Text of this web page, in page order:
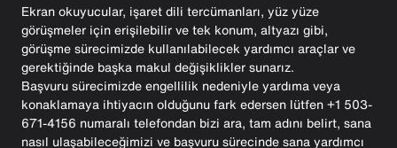
Ekran okuyucular, işaret dili tercümanları, yüz yüze
görüşmeler için erişilebilir ve tek konum, altyazı gibi,
görüşme sürecimizde kullanılabilecek yardımcı araçlar ve
gerektiğinde başka makul değişiklikler sunarız.
Başvuru sürecimizde engellilik nedeniyle yardıma veya
konaklamaya ihtiyacın olduğunu fark edersen lütfen +1 503-
671-4156 numaralı telefondan bizi ara, tam adını belirt, sana
nasıl ulaşabileceğimizi ve başvuru sürecinde sana yardımcı